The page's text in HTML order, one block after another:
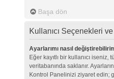
Başa dön
Kullanıcı Seçenekleri ve
Ayarlarımı nasıl
Eğer kayıtlı bir kullanıcı iseniz,
veritabanında saklanır.
Kontrol Panelinizi ziyaret edin;